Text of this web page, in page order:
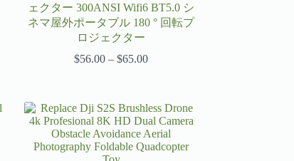
ェクター 300ANSI Wifi6 BT5.0 シ
ネマ屋外ポータブル 180 ° 回転プ
ロジェクター
$56.00 –$65.00価
$56.00
–
$65.00